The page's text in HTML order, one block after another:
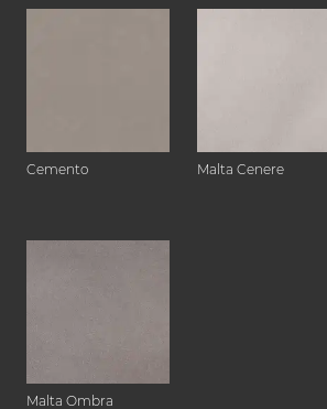
Cemento Malta Cenere
Malta Ombra